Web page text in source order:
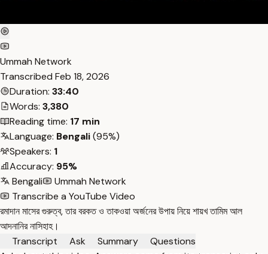
Ummah Network
Transcribed Feb 18, 2026
Duration: 33:40
Words: 3,380
Reading time: 17 min
Language: Bengali(95%)
Speakers: 1
Accuracy: 95%
Bengali
Ummah Network
Transcribe a YouTube Video
রমাদান মাসের গুরুত্ব, তার বরকত ও তাকওয়া অর্জনের উপায় নিয়ে শায়খ তামিম আল
আদনানির নাসিহাহ।
Transcript
Ask Summary
Questions